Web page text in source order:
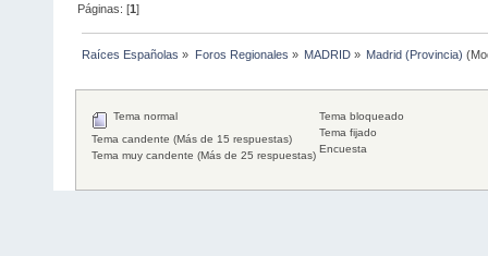
Páginas: [1]
Raíces Españolas » Foros Regionales » MADRID» Madrid (Provincia)
Tema normal
Tema candente (Más de 15 respuestas)
Tema muy candente (Más de 25 respuestas)
Tema bloqueado
Tema fijado
Encuesta